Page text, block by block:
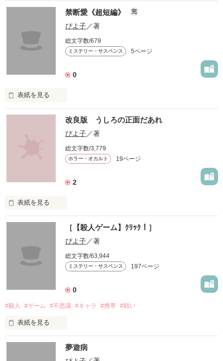
＊＊＊＊＊＊＊＊＊＊＊＊＊＊＊＊＊＊＊
書籍化にあたり、未熟さ故、大量に編集箇所がありました。
サイト上のものは編集前のものになりますので、ここには無い
エピソードも盛りだくさんで、書籍では新たに誰かが死にま
す。
なので、出来れば書籍を手に取って
読んで頂きたいところです。
プロットが出来ましたので
野いちご外の作品で、パクリだと言われている作品があるよう
ですが、ご本人からきちんと説明があり、パクリではないと判
明致しましたことをここにお知らせ致します。
オリジナルとして書かれている作品なので、誹謗中傷されない
作品を読む
ふたりはいつも一緒だった。
いつ、どんなときも
作品を読む
禁断愛《超短編》 完
ぴよ子／著
総文字数/679
ミステリー・サスペンス 5ページ
0
表紙を見る
わたし、お父さんが好きなの…。
※サスペンスです。
甘々ラブストーリーをお求めの方は読まないことをおすすめし
改良版 うしろの正面だあれ
ぴよ子／著
総文字数/3,779
ホラー・オカルト 19ページ
2
表紙を見る
ごちゃごちゃしすぎて自分でもよく分からないことや、うやむ
やになっているところがあると感じたので、この度再執筆する
ことに致しました。
もしかしたら途中で気が変わって、本家うしろの正面だあれと
今現在の私が創る世界、よければもう一度読んで頂ければ嬉し
いです。
［【殺人ゲーム】ｸﾘｯｸ！］
ぴよ子／著
総文字数/63,944
ミステリー・サスペンス 197ページ
0
#殺人 #ゲーム #不思議 #キャラ #携帯 #戦い
表紙を見る
夢遊病